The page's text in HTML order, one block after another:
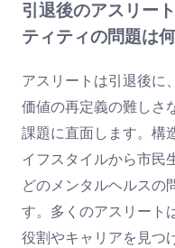
引退後のアスリー
ティティの問題は
アスリートは引退後に
価値の再定義の難しさ
課題に直面します。構
イフスタイルから市民
どのメンタルヘルスの
す。多くのアスリート
役割やキャリアを見つ